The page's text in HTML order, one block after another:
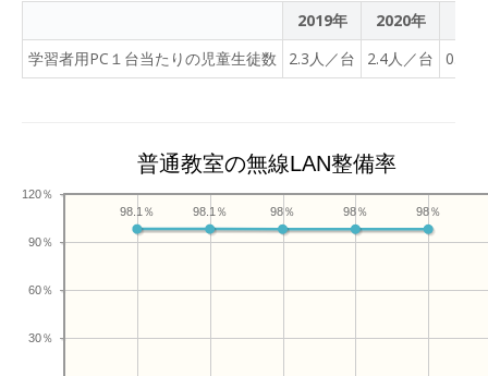
2019年 2020年
学習者用PC１台当たりの児童生徒数
2.3人／台 2.4人／台 0.9人
普通教室の無線LAN整備率
30％
60％
90％
120％
98％
98％
98％
98.1％
98.1％